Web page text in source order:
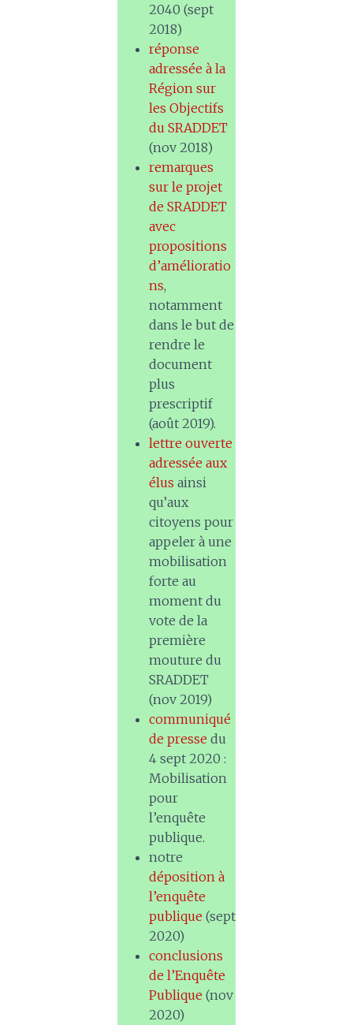
2040 (sept
2018)
réponse
adressée à la
Région sur
les Objectifs
du SRADDET
(nov 2018)
remarques
sur le projet
de SRADDET
avec
propositions
d’amélioratio
ns,
notamment
dans le but de
rendre le
document
plus
prescriptif
(août 2019).
lettre ouverte
adressée aux
élus ainsi
qu’aux
citoyens pour
appeler à une
mobilisation
forte au
moment du
vote de la
première
mouture du
SRADDET
(nov 2019)
communiqué
de presse du
4 sept 2020 :
Mobilisation
pour
l’enquête
publique.
notre
déposition à
l’enquête
publique (sept
2020)
conclusions
de l’Enquête
Publique (nov
2020)